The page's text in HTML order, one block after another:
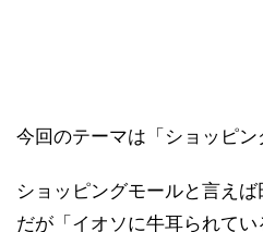
今回のテーマは「ショッピン
ショッピングモールと言え
だが「イオソに牛耳られて